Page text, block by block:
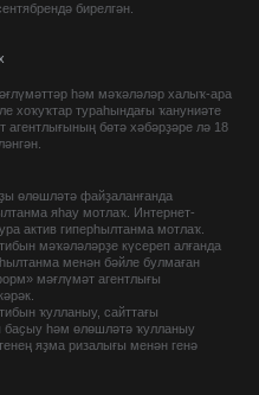
бирелгән.
һәм мәҡәләләр халыҡ-ара
хоҡуҡтар тураһындағы ҡануниәте
бөтә хәбәрҙәре лә 18
өлөшләтә файҙаланғанда
яһау мотлаҡ. Интернет-
актив гиперһылтанма мотлаҡ.
мәҡәләләрҙе күсереп алғанда
һылтанма менән бәйле булмаған
мәғлүмәт агентлығы
ҡулланыу, сайттағы
баҫыу һәм өлөшләтә ҡулланыу
яҙма ризалығы менән генә